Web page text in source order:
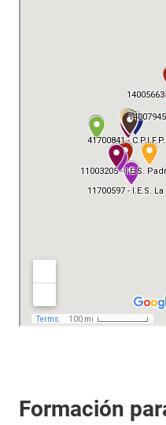
Formación